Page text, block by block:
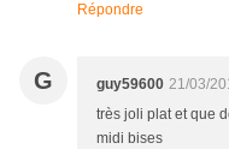
Répondre
G guy59600 21/03/
très joli plat et que
midi bises